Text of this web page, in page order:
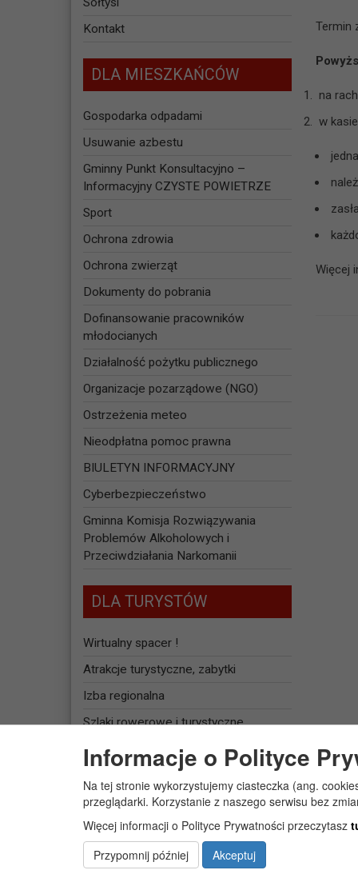
Kontakt
DLA MIESZKAŃCÓW
Gospodarka odpadami
Usuwanie azbestu
Gminny Punkt Konsultacyjno –
Informacyjny CZYSTE POWIETRZE
Sport
Ochrona zdrowia
Ochrona zwierząt
Dokumenty do pobrania
Dofinansowanie pracowników
młodocianych
Działalność pożytku publicznego
Organizacje pozarządowe (NGO)
Ostrzeżenia meteo
Nieodpłatna pomoc prawna
BIULETYN INFORMACYJNY
Cyberbezpieczeństwo
Gminna Komisja Rozwiązywania
Problemów Alkoholowych i
Przeciwdziałania Narkomanii
DLA TURYSTÓW
Wirtualny spacer !
Atrakcje turystyczne, zabytki
Izba regionalna
Szlaki rowerowe i turystyczne
Baza noclegowa
JEDNOSTKI
ORGANIZACYJNE
Żłobek Gminny „PUCHATEK”
Termin
na
w
Więcej
Informacje o Polityce
Na tej stronie wykorzystujemy ciasteczka (ang.
przeglądarki. Korzystanie z naszego serwisu bez
Więcej informacji o Polityce Prywatności przeczytasz
Przypomnij później
Akceptuj